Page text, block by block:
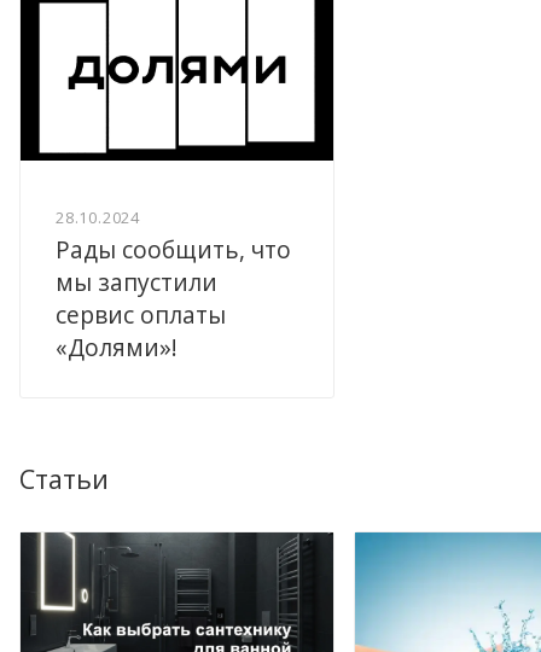
28.10.2024
Рады сообщить, что
мы запустили
сервис оплаты
«Долями»!
Статьи